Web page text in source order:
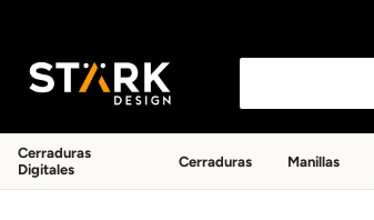
Cerraduras
Digitales
Cerraduras Manillas